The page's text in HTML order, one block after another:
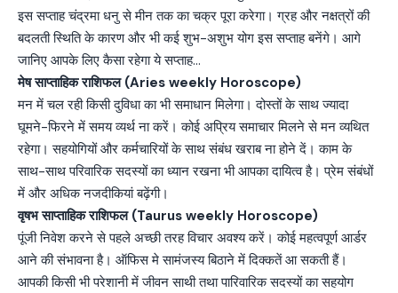
इस सप्ताह चंद्रमा धनु से मीन तक का चक्र पूरा करेगा। ग्रह और नक्षत्रों की
बदलती स्थिति के कारण और भी कई शुभ-अशुभ योग इस सप्ताह बनेंगे। आगे
जानिए आपके लिए कैसा रहेगा ये सप्ताह…
मेष साप्ताहिक राशिफल (Aries weekly Horoscope)
मन में चल रही किसी दुविधा का भी समाधान मिलेगा। दोस्तों के साथ ज्यादा
घूमने-फिरने में समय व्यर्थ ना करें। कोई अप्रिय समाचार मिलने से मन व्यथित
रहेगा। सहयोगियों और कर्मचारियों के साथ संबंध खराब ना होने दें। काम के
साथ-साथ परिवारिक सदस्यों का ध्यान रखना भी आपका दायित्व है। प्रेम संबंधों
में और अधिक नजदीकियां बढ़ेंगी।
वृषभ साप्ताहिक राशिफल (Taurus weekly Horoscope)
पूंजी निवेश करने से पहले अच्छी तरह विचार अवश्य करें। कोई महत्वपूर्ण आर्डर
आने की संभावना है। ऑफिस मे सामंजस्य बिठाने में दिक्कतें आ सकती हैं।
आपकी किसी भी परेशानी में जीवन साथी तथा पारिवारिक सदस्यों का सहयोग